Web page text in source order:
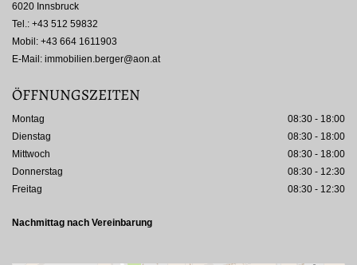
6020 Innsbruck
Tel.: +43 512 59832
Mobil: +43 664 1611903
E-Mail: immobilien.berger@aon.at
ÖFFNUNGSZEITEN
Montag
08:30 - 18:00
Dienstag
08:30 - 18:00
Mittwoch
08:30 - 18:00
Donnerstag
08:30 - 12:30
Freitag
08:30 - 12:30
Nachmittag nach Vereinbarung